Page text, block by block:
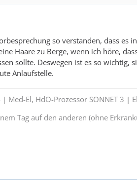
so verstanden, dass
Haare zu Berge, wenn ich höre,
sollte. Deswegen ist es so
Anlaufstelle.
Med-El, HdO-Prozessor SONNET 3 |
Tag auf den anderen (ohne